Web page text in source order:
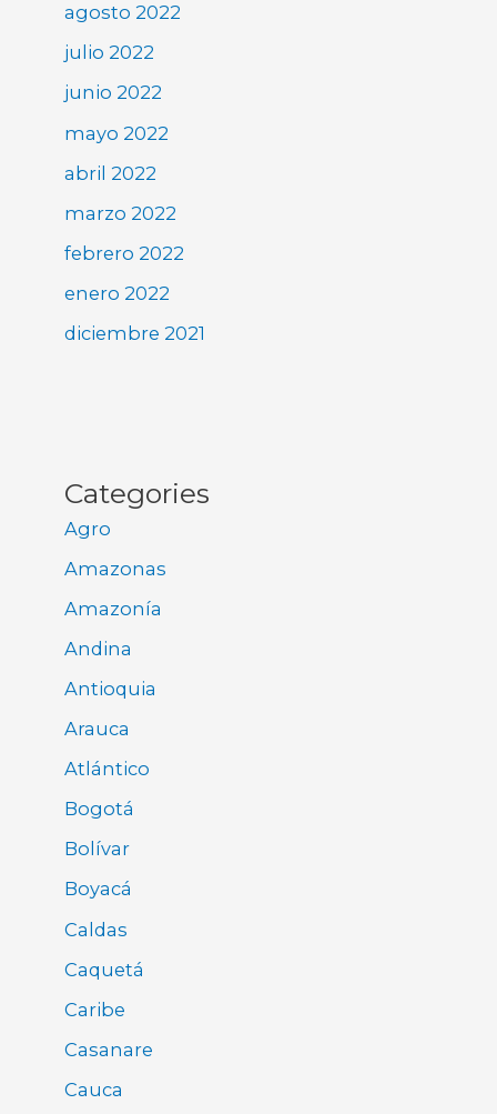
agosto 2022
julio 2022
junio 2022
mayo 2022
abril 2022
marzo 2022
febrero 2022
enero 2022
diciembre 2021
Categories
Agro
Amazonas
Amazonía
Andina
Antioquia
Arauca
Atlántico
Bogotá
Bolívar
Boyacá
Caldas
Caquetá
Caribe
Casanare
Cauca